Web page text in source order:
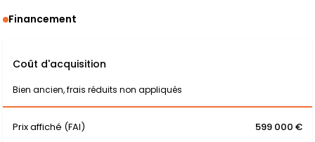
Financement
Coût d'acquisition
Bien ancien, frais réduits non appliqués
Prix affiché (FAI) 599 000 €